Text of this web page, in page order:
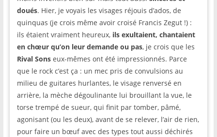
doués. Hier, je voyais les visages réjouis d’ados, de
quinquas (je crois même avoir croisé Francis Zegut !) :
ils étaient vraiment heureux, ils exultaient, chantaient
en chœur qu’on leur demande ou pas, je crois que les
Rival Sonseux-mêmes ont été impressionnés. Parce
que le rock c’est ça : un mec pris de convulsions au
milieu de guitares hurlantes, le visage renversé en
arrière, la mèche dégoulinante lui brouillant la vue, le
torse trempé de sueur, qui finit par tomber, pâmé,
agonisant (ou les deux), avant de se relever, l’air de rien,
pour faire un bœuf avec des types tout aussi déchirés